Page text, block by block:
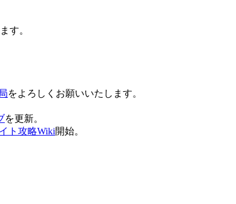
す。
をよろしくお願いいたします。
を更新。
ト攻略Wiki開始。